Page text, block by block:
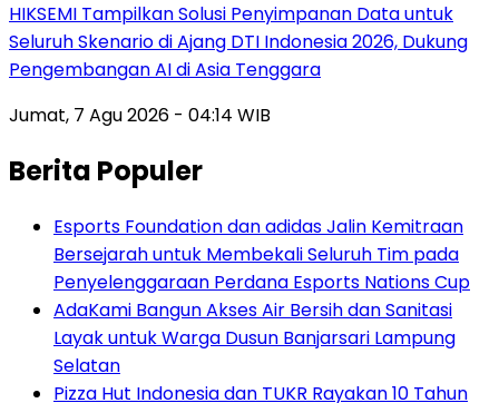
HIKSEMI Tampilkan Solusi Penyimpanan Data untuk
Seluruh Skenario di Ajang DTI Indonesia 2026, Dukung
Pengembangan AI di Asia Tenggara
Jumat, 7 Agu 2026 - 04:14 WIB
Berita Populer
Esports Foundation dan adidas Jalin Kemitraan
Bersejarah untuk Membekali Seluruh Tim pada
Penyelenggaraan Perdana Esports Nations Cup
AdaKami Bangun Akses Air Bersih dan Sanitasi
Layak untuk Warga Dusun Banjarsari Lampung
Selatan
Pizza Hut Indonesia dan TUKR Rayakan 10 Tahun